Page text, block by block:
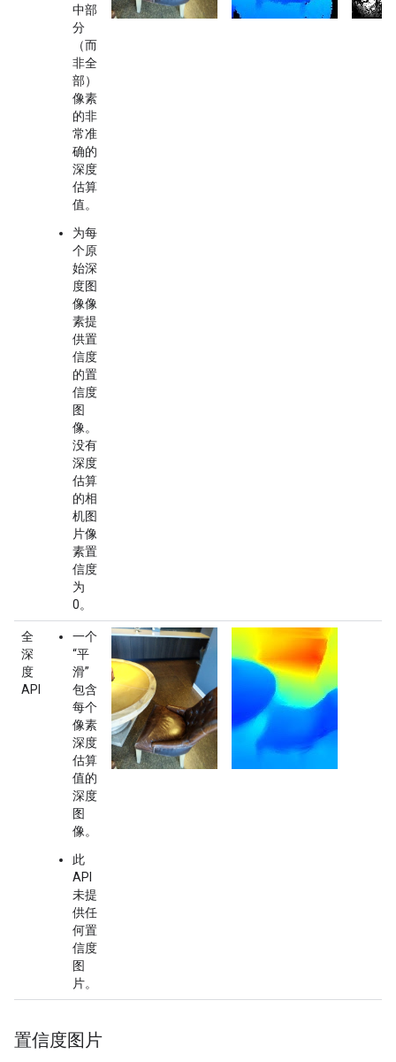
中部
分
（而
非全
部）
像素
的非
常准
确的
深度
估算
值。
为每
个原
始深
度图
像像
素提
供置
信度
的置
信度
图
像。
没有
深度
估算
的相
机图
片像
素置
信度
为
0。
全
深
度
API
一个
“平
滑”
包含
每个
像素
深度
估算
值的
深度
图
像。
此
API
未提
供任
何置
信度
图
片。
置信度图片